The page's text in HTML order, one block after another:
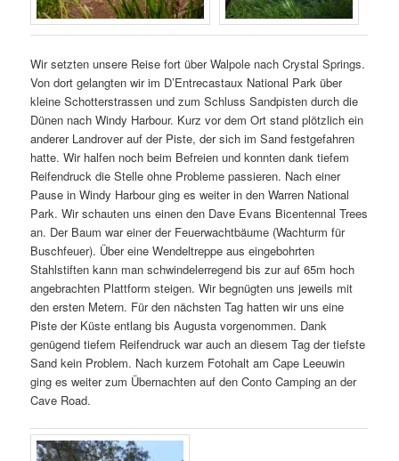
Wir setzten unsere Reise fort über Walpole nach Crystal Springs.
Von dort gelangten wir im D’Entrecastaux National Park über
kleine Schotterstrassen und zum Schluss Sandpisten durch die
Dünen nach Windy Harbour. Kurz vor dem Ort stand plötzlich ein
anderer Landrover auf der Piste, der sich im Sand festgefahren
hatte. Wir halfen noch beim Befreien und konnten dank tiefem
Reifendruck die Stelle ohne Probleme passieren. Nach einer
Pause in Windy Harbour ging es weiter in den Warren National
Park. Wir schauten uns einen den Dave Evans Bicentennal Trees
an. Der Baum war einer der Feuerwachtbäume (Wachturm für
Buschfeuer). Über eine Wendeltreppe aus eingebohrten
Stahlstiften kann man schwindelerregend bis zur auf 65m hoch
angebrachten Plattform steigen. Wir begnügten uns jeweils mit
den ersten Metern. Für den nächsten Tag hatten wir uns eine
Piste der Küste entlang bis Augusta vorgenommen. Dank
genügend tiefem Reifendruck war auch an diesem Tag der tiefste
Sand kein Problem. Nach kurzem Fotohalt am Cape Leeuwin
ging es weiter zum Übernachten auf den Conto Camping an der
Cave Road.